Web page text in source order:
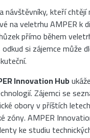
kteří chtějí
na veletrhu AMPER
přímo během
si zájemce může
Innovation Hub
Zájemci se
obory v příštích
zóny. AMPER
ke studiu